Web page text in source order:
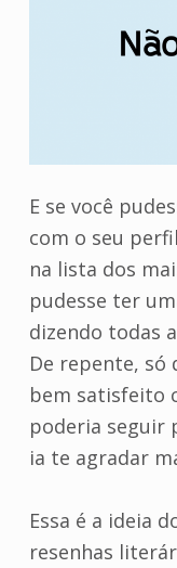
E se você
com o seu
na lista dos
pudesse ter
dizendo todas
De repente, só
bem satisfeito
poderia seguir
ia te agradar
Essa é a ideia
resenhas